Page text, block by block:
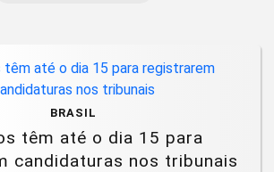
BRASIL
têm até o dia 15 para
candidaturas nos tribunais